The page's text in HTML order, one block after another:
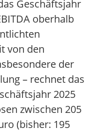
Geschäftsjahr
oberhalb
von den
der
– rechnet das
2025
zwischen 205
(bisher: 195